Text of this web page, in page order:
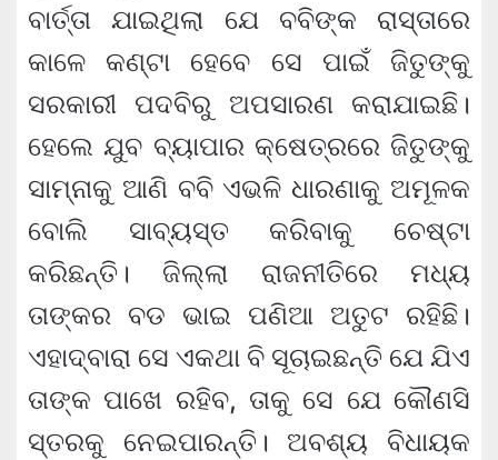
ବାର୍ତ୍ତା ଯାଇଥିଲା ଯେ ବବିଙ୍କ ରାସ୍ତାରେ
କାଳେ କଣ୍ଟା ହେବେ ସେ ପାଇଁ ଜିତୁଙ୍କୁ
ସରକାରୀ ପଦବିରୁ ଅପସାରଣ କରାଯାଇଛି।
ହେଲେ ଯୁବ ବ୍ୟାପାର କ୍ଷେତ୍ରରେ ଜିତୁଙ୍କୁ
ସାମ୍ନାକୁ ଆଣି ବବି ଏଭଳି ଧାରଣାକୁ ଅମୂଳକ
ବୋଲି ସାବ୍ୟସ୍ତ କରିବାକୁ ଚେଷ୍ଟା
କରିଛନ୍ତି। ଜିଲ୍ଲା ରାଜନୀତିରେ ମଧ୍ୟ
ତାଙ୍କର ବଡ ଭାଇ ପଣିଆ ଅତୁଟ ରହିଛି।
ଏହାଦ୍ବାରା ସେ ଏକଥା ବି ସୂଚାଇଛନ୍ତି ଯେ ଯିଏ
ତାଙ୍କ ପାଖେ ରହିବ, ତାକୁ ସେ ଯେ କୌଣସି
ସ୍ତରକୁ ନେଇପାରନ୍ତି। ଅବଶ୍ୟ ବିଧାୟକ